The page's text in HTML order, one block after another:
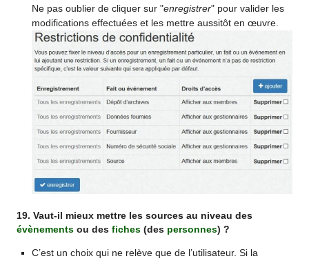
Ne pas oublier de cliquer sur "enregistrer" pour valider les
modifications effectuées et les mettre aussitôt en œuvre.
19. Vaut-il mieux mettre les sources au niveau des
évènements ou desfiches (des personnes) ?
C’est un choix qui ne relève que de l’utilisateur. Si la